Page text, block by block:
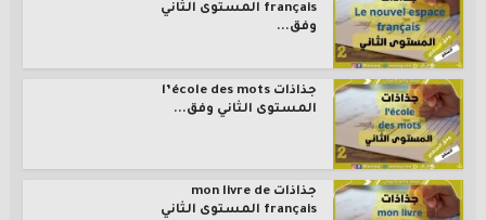
français المستوى الثاني
وفق...
جذاذات l’école des mots
المستوى الثاني وفق...
جذاذات mon livre de
français المستوى الثاني